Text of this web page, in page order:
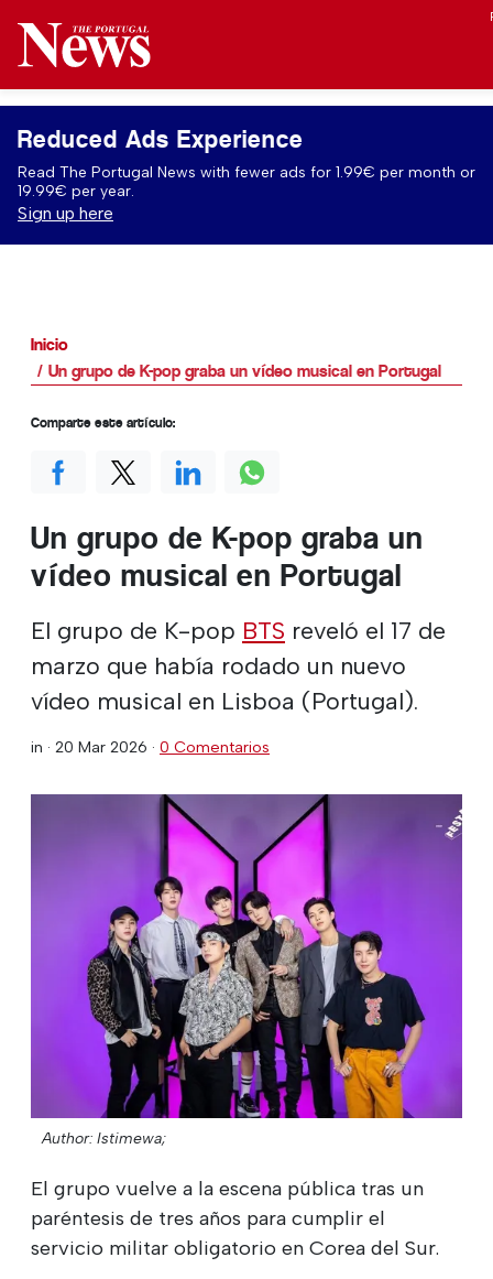
Reduced Ads Experience
Read The Portugal News with fewer ads for 1.99€ per month or
19.99€ per year.
Sign up here
Inicio
Un grupo de K-pop graba un vídeo musical en Portugal
Un grupo de K-pop graba un
vídeo musical en Portugal
El grupo de K-pop BTS reveló el 17 de
marzo que había rodado un nuevo
vídeo musical en Lisboa (Portugal).
in · 20 Mar 2026 · 0 Comentarios
Author: Istimewa;
El grupo vuelve a la escena pública tras un
paréntesis de tres años para cumplir el
servicio militar obligatorio en Corea del Sur.
Comparte este artículo: